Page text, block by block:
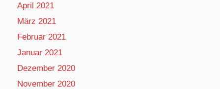
April 2021
März 2021
Februar 2021
Januar 2021
Dezember 2020
November 2020